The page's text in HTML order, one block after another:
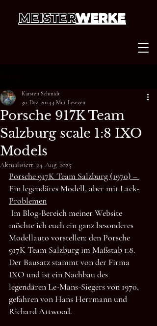
MEISTERWERKE
Porsche 917K Team
Salzburg scale 1:8 IXO
Models
Karsten Schmidt
30. Dez. 20244 Min. Lesezeit
Aktualisiert: 24. Aug. 2025
Porsche 917K Team Salzburg (1970) –
Ein legendäres Modell, aber mit Lack-
Problemen
Im Blog-Bereich meiner Website
möchte ich euch ein ganz besonderes
Modellauto vorstellen: den Porsche
917K Team Salzburg im Maßstab 1:8.
Der Bausatz stammt von der Firma
IXO und ist ein Nachbau des
legendären Le-Mans-Siegers von 1970,
gefahren von Hans Herrmann und
Richard Attwood.